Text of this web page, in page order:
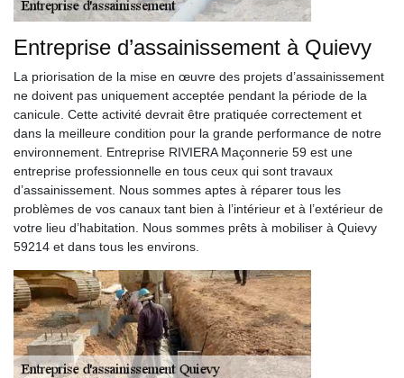
Entreprise d’assainissement à Quievy
La priorisation de la mise en œuvre des projets d’assainissement
ne doivent pas uniquement acceptée pendant la période de la
canicule. Cette activité devrait être pratiquée correctement et
dans la meilleure condition pour la grande performance de notre
environnement. Entreprise RIVIERA Maçonnerie 59 est une
entreprise professionnelle en tous ceux qui sont travaux
d’assainissement. Nous sommes aptes à réparer tous les
problèmes de vos canaux tant bien à l’intérieur et à l’extérieur de
votre lieu d’habitation. Nous sommes prêts à mobiliser à Quievy
59214 et dans tous les environs.